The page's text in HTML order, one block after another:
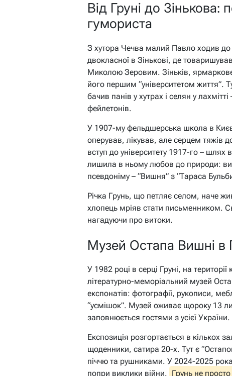
Від Груні до Зінькова:
гумориста
З хутора Чечва малий Павло ходив до
двокласної в Зінькові, де
Миколою Зеровим. Зіньків,
його першим “університетом життя”.
бачив панів у хутрах і селян у
фейлетонів.
У 1907-му фельдшерська школа в
оперував, лікував, але серцем тяжів
вступ до університету 1917-го – шлях
лишила в ньому любов до природи:
псевдоніму – “Вишня” з “Тараса
Річка Грунь, що петляє селом, наче
хлопець мріяв стати письменником.
нагадуючи про витоки.
Музей Остапа Вишні в
У 1982 році в серці Груні, на
літературно-меморіальний музей
експонатів: фотографії, рукописи,
“усмішок”. Музей оживає щороку 13
заповнюється гостями з усієї України.
Експозиція розгортається в кількох
щоденники, сатира 20-х. Тут є
піччю та рушниками. У 2024-2025
попри виклики війни. Грунь не